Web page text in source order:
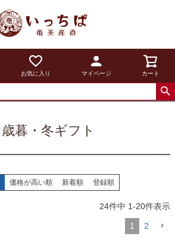
お気に入り マイページ カート
暮・冬ギフト
価格が高い順 新着順 登録順
24件中 1-20件表示
1 2